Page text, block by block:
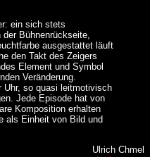
ein sich stets
der Bühnenrückseite,
ausgestattet läuft
den Takt des Zeigers
Element und Symbol
Veränderung.
Uhr, so quasi leitmotivisch
Jede Episode hat von
Komposition erhalten
als Einheit von Bild und
Ulrich Chmel